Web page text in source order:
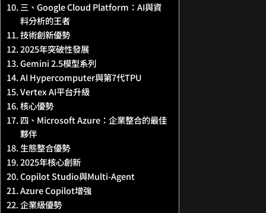
三、Google Cloud Platform：AI與資
料分析的王者
技術創新優勢
2025年突破性發展
Gemini 2.5模型系列
AI Hypercomputer與第7代TPU
Vertex AI平台升級
核心優勢
四、Microsoft Azure：企業整合的最佳
夥伴
生態整合優勢
2025年核心創新
Copilot Studio與Multi-Agent
Azure Copilot增強
企業級優勢